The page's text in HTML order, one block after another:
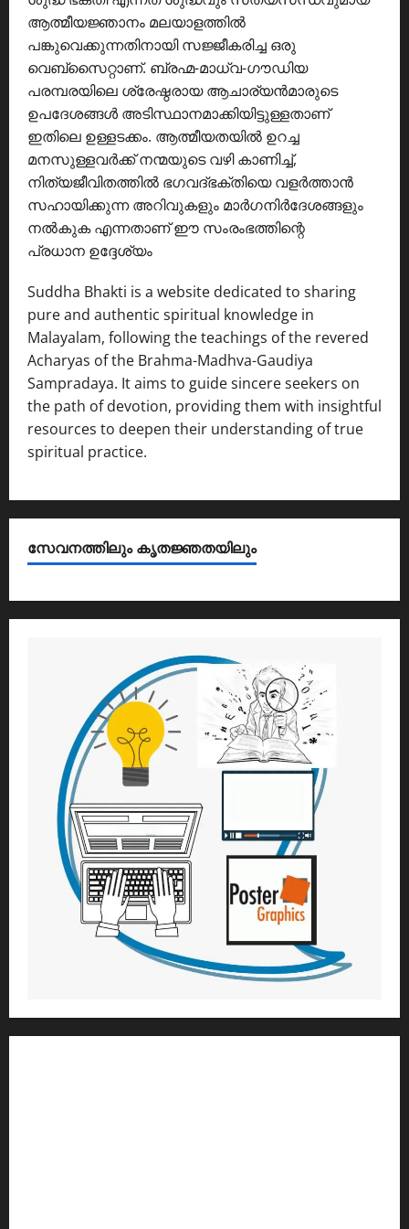
ആത്മീയജ്ഞാനം മലയാളത്തിൽ
പങ്കുവെക്കുന്നതിനായി സജ്ജീകരിച്ച ഒരു
വെബ്സൈറ്റാണ്. ബ്രഹ്മ-മാധ്വ-ഗൗഡിയ
പരമ്പരയിലെ ശ്രേഷ്ഠരായ ആചാര്യൻമാരുടെ
ഉപദേശങ്ങൾ അടിസ്ഥാനമാക്കിയിട്ടുള്ളതാണ്
ഇതിലെ ഉള്ളടക്കം. ആത്മീയതയിൽ ഉറച്ച
മനസുള്ളവർക്ക് നന്മയുടെ വഴി കാണിച്ച്,
നിത്യജീവിതത്തിൽ ഭഗവദ്ഭക്തിയെ വളർത്താൻ
സഹായിക്കുന്ന അറിവുകളും മാർഗനിർദേശങ്ങളും
നൽകുക എന്നതാണ് ഈ സംരംഭത്തിന്റെ
പ്രധാന ഉദ്ദേശ്യം
Suddha Bhakti is a website dedicated to sharing
pure and authentic spiritual knowledge in
Malayalam, following the teachings of the revered
Acharyas of the Brahma-Madhva-Gaudiya
Sampradaya. It aims to guide sincere seekers on
the path of devotion, providing them with insightful
resources to deepen their understanding of true
spiritual practice.
സേവനത്തിലും കൃതജ്ഞതയിലും